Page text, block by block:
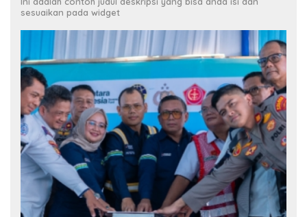
sesuaikan pada widget